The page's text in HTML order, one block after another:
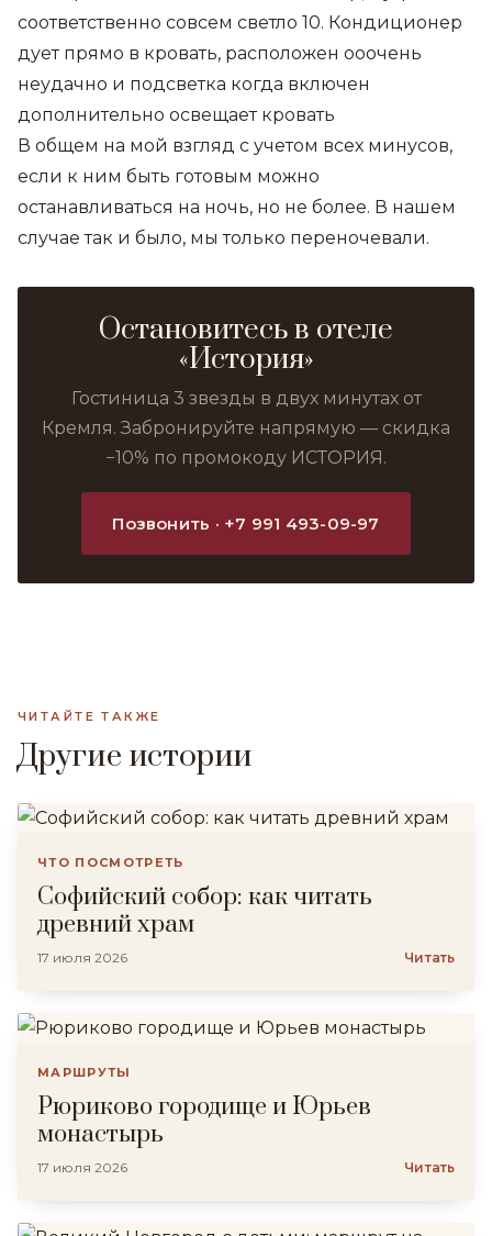
соответственно совсем светло 10. Кондиционер
дует прямо в кровать, расположен ооочень
неудачно и подсветка когда включен
дополнительно освещает кровать
В общем на мой взгляд с учетом всех минусов,
если к ним быть готовым можно
останавливаться на ночь, но не более. В нашем
случае так и было, мы только переночевали.
Остановитесь в отеле
«История»
Гостиница 3 звезды в двух минутах от
Кремля. Забронируйте напрямую — скидка
−10% по промокоду ИСТОРИЯ.
Позвонить · +7 991 493-09-97
ЧИТАЙТЕ ТАКЖЕ
Другие истории
ЧТО ПОСМОТРЕТЬ
Софийский собор: как читать
древний храм
17 июля 2026 Читать
МАРШРУТЫ
Рюриково городище и Юрьев
монастырь
17 июля 2026 Читать